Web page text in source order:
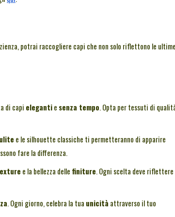
potrai raccogliere capi che non solo riflettono le
di capi elegantie senza tempo. Opta per tessuti di
e le silhouette classiche ti permetteranno di apparire
fare la differenza.
e la bellezza delle finiture. Ogni scelta deve riflettere
. Ogni giorno, celebra la tua unicità attraverso il tuo